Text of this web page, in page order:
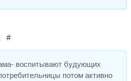
#
воспитывают будующих
потом активно